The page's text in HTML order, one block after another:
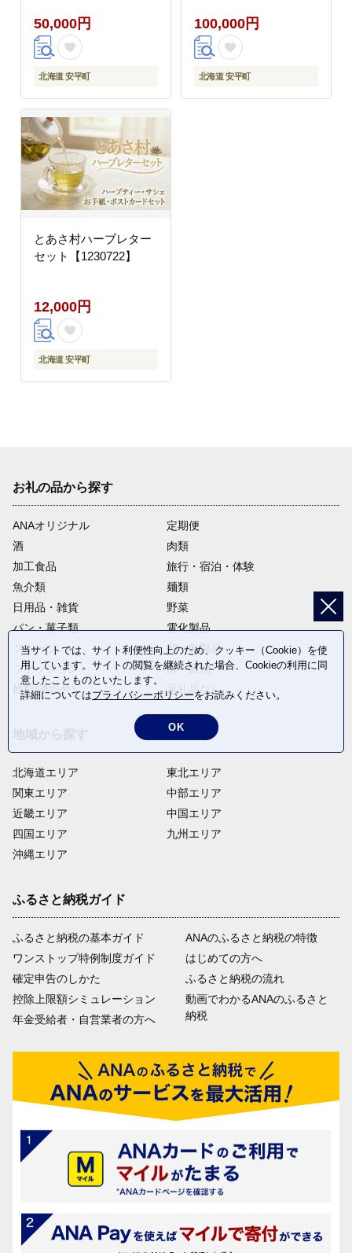
50,000円
北海道 安平町
100,000円
北海道 安平町
とあさ村ハーブレター
セット【1230722】
12,000円
北海道 安平町
お礼の品から探す
ANAオリジナル
定期便
酒
肉類
加工食品
旅行・宿泊・体験
魚介類
麺類
日用品・雑貨
野菜
パン・菓子類
電化製品
フルーツ
卵・乳製品
ファッション
米・穀物
飲料(酒以外)
返礼品なし
北海道エリア
関東エリア
近畿エリア
四国エリア
沖縄エリア
東北エリア
中部エリア
中国エリア
九州エリア
ふるさと納税ガイド
ふるさと納税の基本ガイド
ワンストップ特例制度ガイド
確定申告のしかた
控除上限額シミュレーション
年金受給者・自営業者の方へ
ANAのふるさと納税の特徴
はじめての方へ
ふるさと納税の流れ
動画でわかるANAのふるさと
納税
当サイトでは、サイト利便性向上のため、クッキー（Cookie）を使
用しています。サイトの閲覧を継続された場合、Cookieの利用に同
意したことものといたします。
詳細についてはプライバシーポリシーをお読みください。
OK